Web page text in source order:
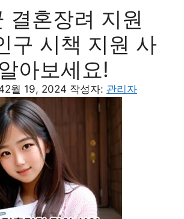
결혼장려 지원
구 시책 지원 사
아보세요!
2월 19, 2024 작성자: 관리자